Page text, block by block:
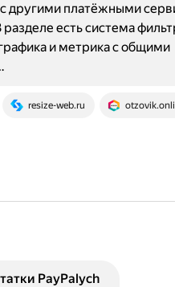
resize-web.ru
другими платёжными
есть система
и метрика с общими
PayPalych